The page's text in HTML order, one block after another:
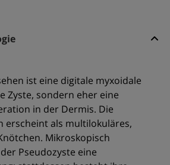
ist eine digitale myxoidale
Zyste, sondern eher eine
in der Dermis. Die
erscheint als multilokuläres,
Mikroskopisch
Pseudozyste eine